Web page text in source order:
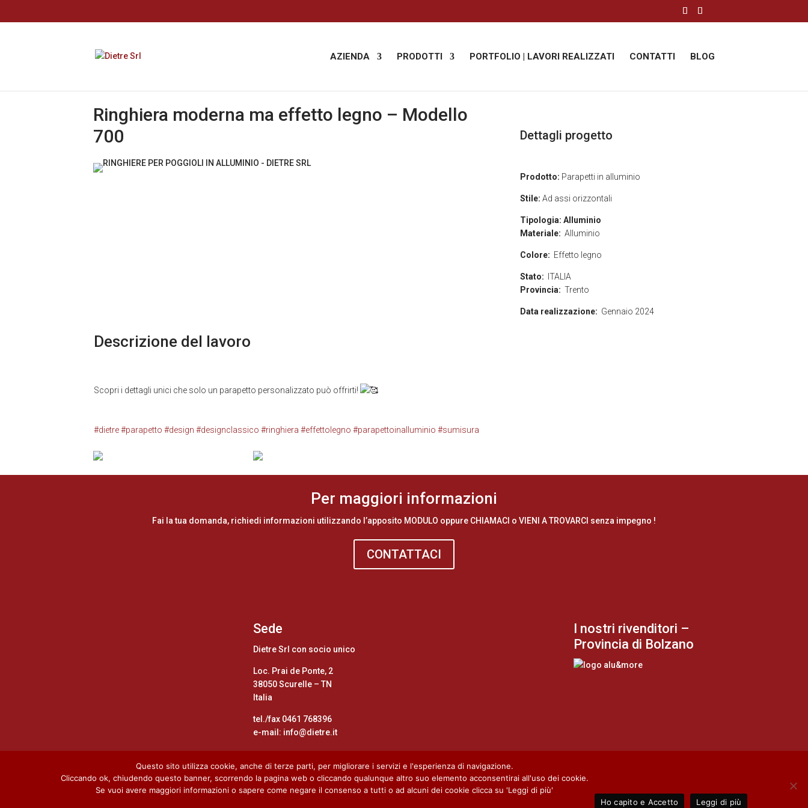
AZIENDA PRODOTTI PORTFOLIO | LAVORI REALIZZATI CONTATTI BLOG
Ringhiera moderna ma effetto legno – Modello
700
Dettagli progetto
Prodotto: Parapetti in alluminio
Stile: Ad assi orizzontali
Tipologia: Alluminio
Materiale: Alluminio
Colore: Effetto legno
Stato:
ITALIA
Provincia: Trento
Data realizzazione: Gennaio 2024
Descrizione del lavoro
Scopri i dettagli unici che solo un parapetto personalizzato può offrirti!
#dietre#parapetto #design #designclassico #ringhiera #effettolegno #parapettoinalluminio #sumisura
Per maggiori informazioni
Fai la tua domanda, richiedi informazioni utilizzando l’apposito MODULO oppure CHIAMACI o VIENI A TROVARCI senza impegno !
CONTATTACI
Sede
Dietre Srl con socio unico
Loc. Prai de Ponte, 2
38050 Scurelle – TN
Italia
tel./fax 0461 768396
e-mail: info@dietre.it
I nostri rivenditori –
Provincia di Bolzano
Home Cookie Policy Privacy Policy Download
Questo sito utilizza cookie, anche di terze parti, per migliorare i servizi e l'esperienza di navigazione.
Cliccando ok, chiudendo questo banner, scorrendo la pagina web o cliccando qualunque altro suo elemento acconsentirai all'uso dei cookie.
Se vuoi avere maggiori informazioni o sapere come negare il consenso a tutti o ad alcuni dei cookie clicca su 'Leggi di più'
Ho capito e Accetto
Leggi di più